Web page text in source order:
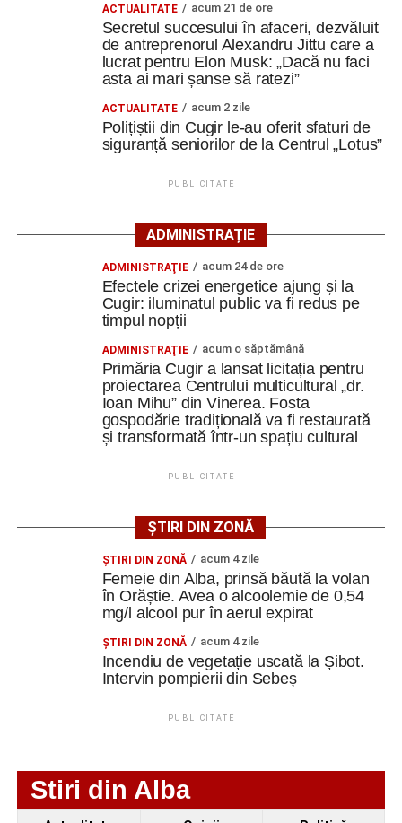
Ultimele știri din Cugir
Cum și-a construit un informatician din Cugir propria
mașină solară. Vehiculul a ajuns și la o expoziție din
Trei profesori ai Colegiului Național „David Prodan”
mobilități Erasmus+ în Croația
antreprenorul Alexandru Jittu care a lucrat pentru
Messenger WhatsApp
Crăciun, tânărul Ilie Arion grăbindu-se către următoarea
provocare a verii, etapa a patra de Grand Prix care se
desfășoară în perioada 3-10 august la Arad printr-un nou
concurs de șah clasic.
Un alt rezultat excelent al verii este rezultatul obţinut de
către junioara Iulia Ştefan care a terminat cu un plus de
la Biel (Elveţia) din perioada 13-23 iulie, fiind foarte
Constantin PREDESCU
Adaugă cugirinfo.ro ca sursă
preferată pe Google
Ultimele știri din Cugir
mașină solară. Vehiculul a ajuns și la o expoziție din
Trei profesori ai Colegiului Național „David Prodan”
Cugir și-au perfecționat competențele prin
mobilități Erasmus+ în Croația
Secretul succesului în afaceri, dezvăluit de
antreprenorul Alexandru Jittu care a lucrat pentru
ACTUALITATE acum 21 de ore
Secretul succesului în afaceri, dezvăluit
de antreprenorul Alexandru Jittu care a
lucrat pentru Elon Musk: „Dacă nu faci
asta ai mari șanse să ratezi”
ACTUALITATE acum 2 zile
Polițiștii din Cugir le-au oferit sfaturi de
siguranță seniorilor de la Centrul „Lotus”
PUBLICITATE
ADMINISTRAȚIE
ADMINISTRAŢIE acum 24 de ore
Efectele crizei energetice ajung și la
Cugir: iluminatul public va fi redus pe
timpul nopții
ADMINISTRAŢIE acum o săptămână
Primăria Cugir a lansat licitația pentru
proiectarea Centrului multicultural „dr.
Ioan Mihu” din Vinerea. Fosta
gospodărie tradițională va fi restaurată
și transformată într-un spațiu cultural
PUBLICITATE
ȘTIRI DIN ZONĂ
ŞTIRI DIN ZONĂ acum 4 zile
Femeie din Alba, prinsă băută la volan
în Orăștie. Avea o alcoolemie de 0,54
mg/l alcool pur în aerul expirat
ŞTIRI DIN ZONĂ acum 4 zile
Incendiu de vegetație uscată la Șibot.
Intervin pompierii din Sebeș
PUBLICITATE
Stiri din Alba